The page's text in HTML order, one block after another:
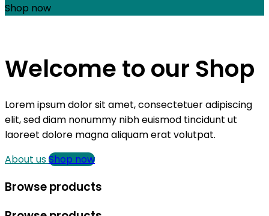
Shop now
Welcome to our Shop
Lorem ipsum dolor sit amet, consectetuer adipiscing
elit, sed diam nonummy nibh euismod tincidunt ut
laoreet dolore magna aliquam erat volutpat.
About usShop now
Browse products